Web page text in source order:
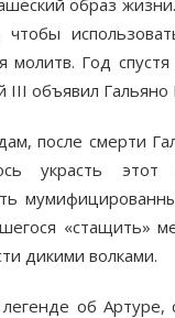
образ
молитв. Год
III объявил Гальяно
после смерти
украсть
«стащить»
дикими волками.
об Артуре,